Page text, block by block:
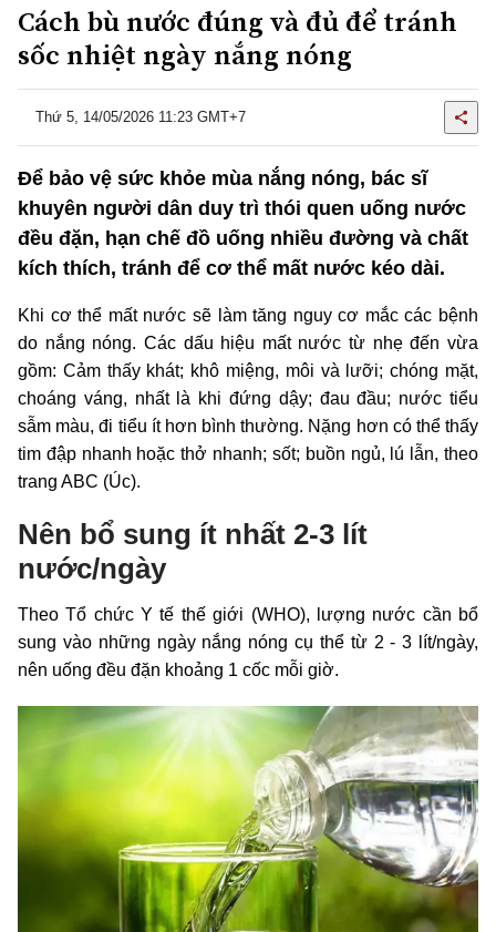
Cách bù nước đúng và đủ để tránh
sốc nhiệt ngày nắng nóng
Thứ 5, 14/05/2026 11:23 GMT+7
Để bảo vệ sức khỏe mùa nắng nóng, bác sĩ
khuyên người dân duy trì thói quen uống nước
đều đặn, hạn chế đồ uống nhiều đường và chất
kích thích, tránh để cơ thể mất nước kéo dài.
Khi cơ thể mất nước sẽ làm tăng nguy cơ mắc các bệnh
do nắng nóng. Các dấu hiệu mất nước từ nhẹ đến vừa
gồm: Cảm thấy khát; khô miệng, môi và lưỡi; chóng mặt,
choáng váng, nhất là khi đứng dậy; đau đầu; nước tiểu
sẫm màu, đi tiểu ít hơn bình thường. Nặng hơn có thể thấy
tim đập nhanh hoặc thở nhanh; sốt; buồn ngủ, lú lẫn, theo
trang ABC (Úc).
Nên bổ sung ít nhất 2-3 lít
nước/ngày
Theo Tổ chức Y tế thế giới (WHO), lượng nước cần bổ
sung vào những ngày nắng nóng cụ thể từ 2 - 3 lít/ngày,
nên uống đều đặn khoảng 1 cốc mỗi giờ.